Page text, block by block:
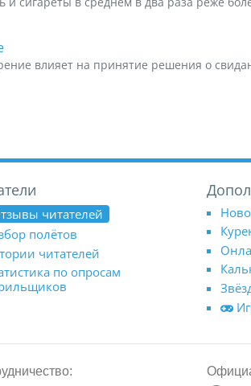
влияет на принятие решения о
читателей
полётов
читателей
по опросам